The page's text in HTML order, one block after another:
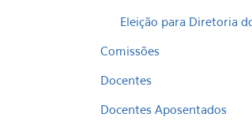
Eleição para Diretoria
Comissões
Docentes
Docentes Aposentados